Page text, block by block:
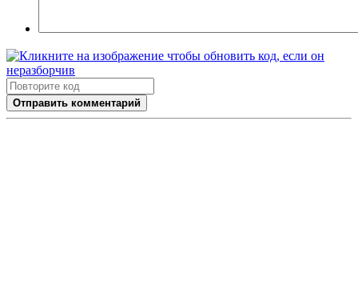
Отправить комментарий